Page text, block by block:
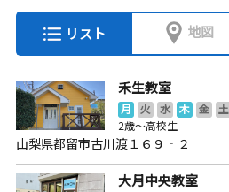
リスト 地図
禾生教室
月 火 水 木 金 土
2歳～高校生
山梨県都留市古川渡１６９‐２
大月中央教室